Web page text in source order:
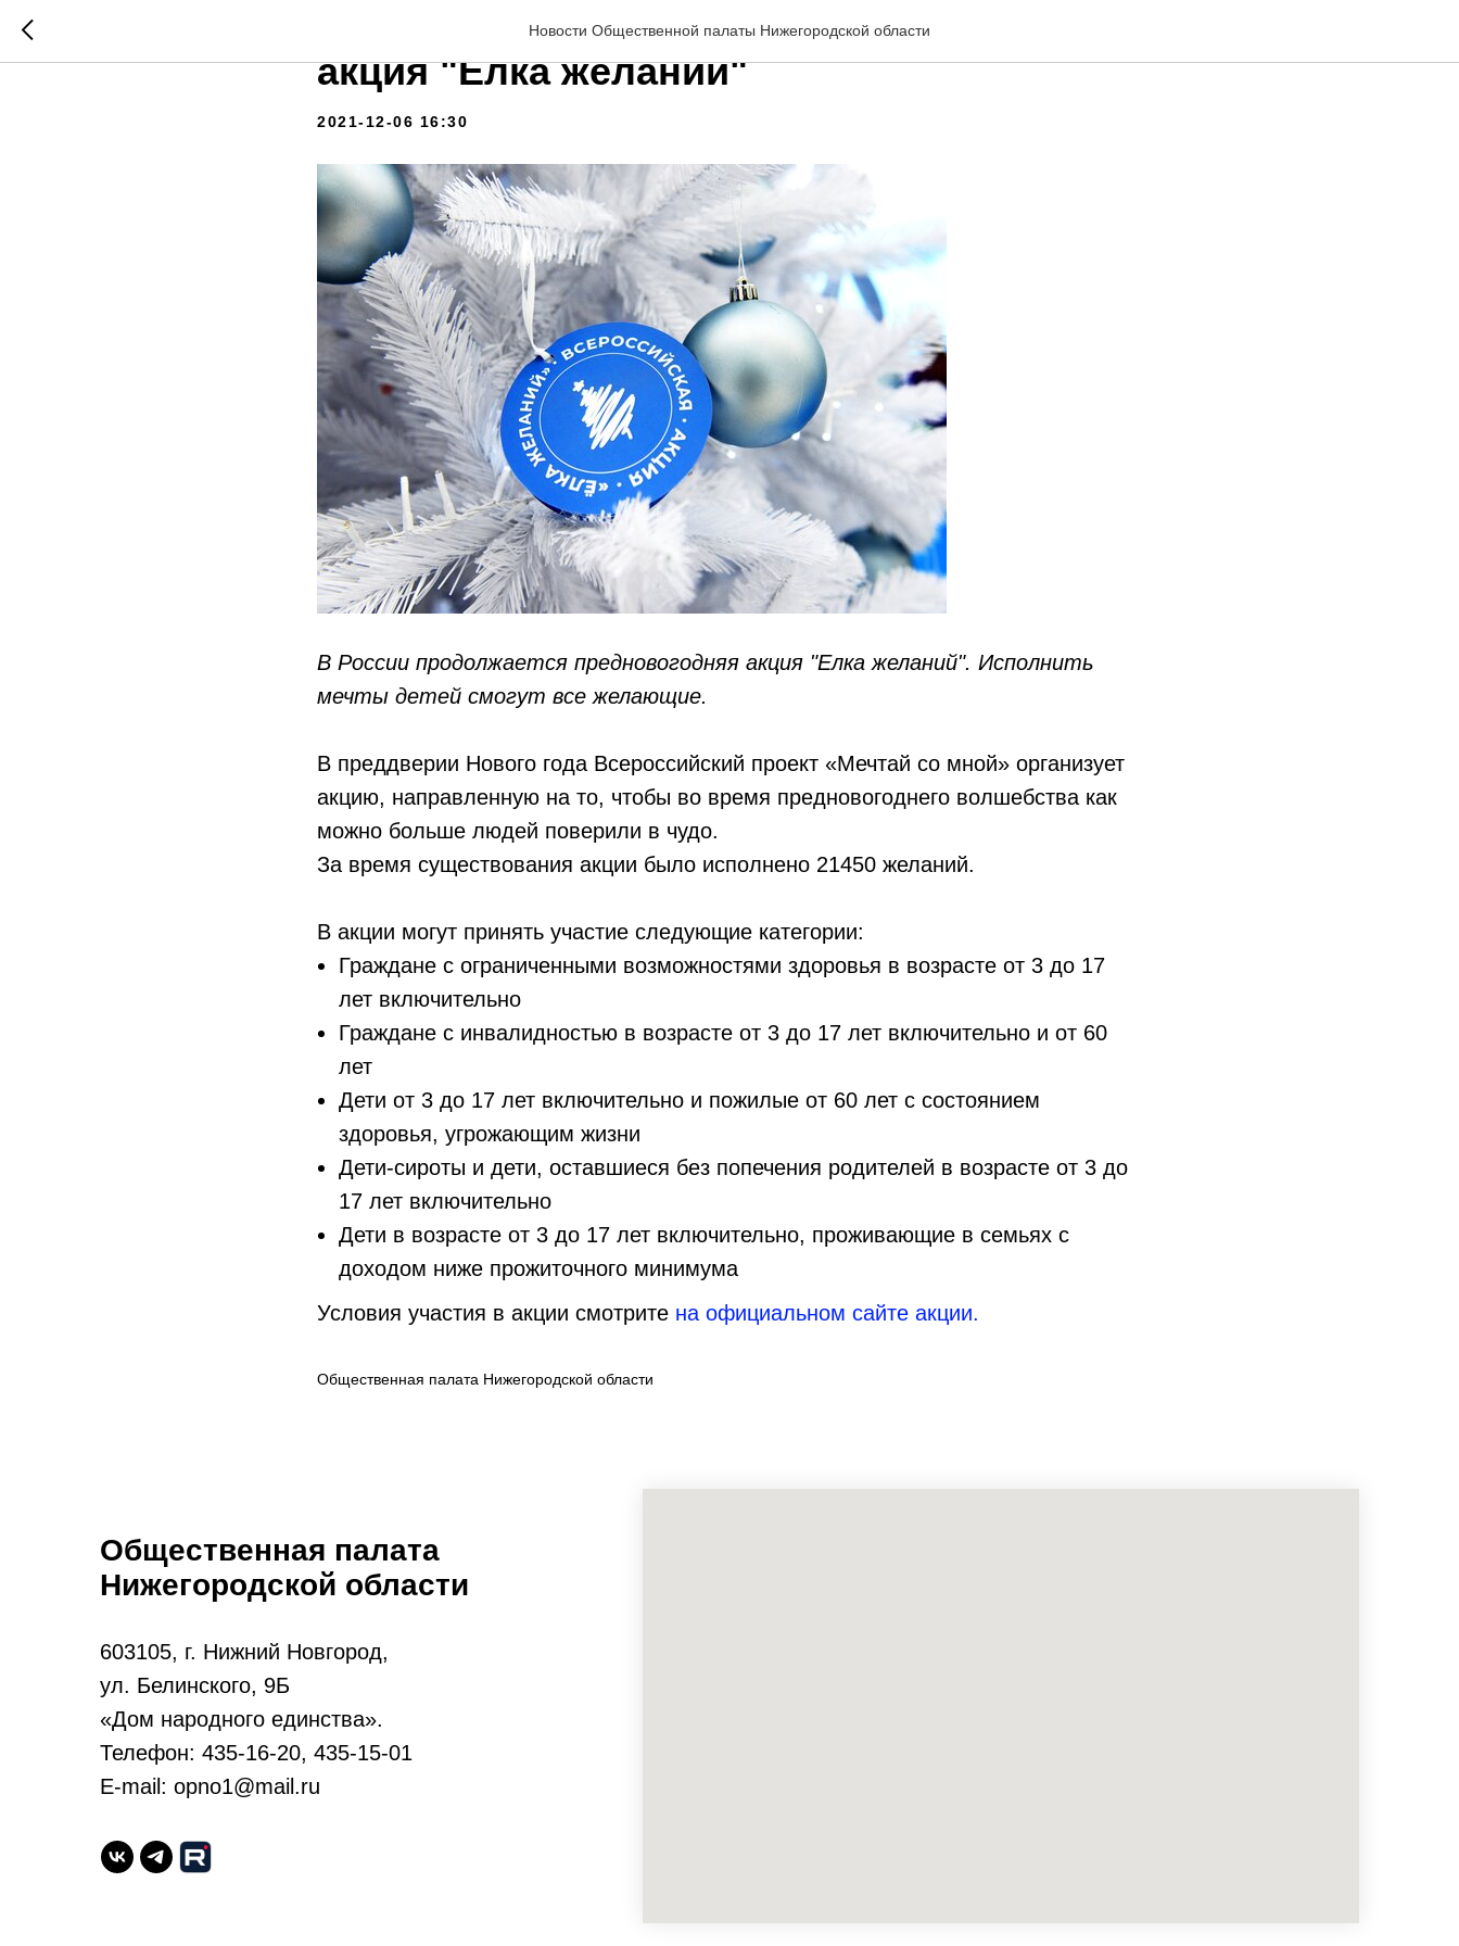
Новости Общественной палаты Нижегородской области
В России проходит предновогодняя
акция "Ёлка желаний"
2021-12-06 16:30
В России продолжается предновогодняя акция "Елка желаний". Исполнить
мечты детей смогут все желающие.
В преддверии Нового года Всероссийский проект «Мечтай со мной» организует
акцию, направленную на то, чтобы во время предновогоднего волшебства как
можно больше людей поверили в чудо.
За время существования акции было исполнено 21450 желаний.
В акции могут принять участие следующие категории:
Граждане с ограниченными возможностями здоровья в возрасте от 3 до 17
лет включительно
Граждане с инвалидностью в возрасте от 3 до 17 лет включительно и от 60
лет
Дети от 3 до 17 лет включительно и пожилые от 60 лет с состоянием
здоровья, угрожающим жизни
Дети-сироты и дети, оставшиеся без попечения родителей в возрасте от 3 до
17 лет включительно
Дети в возрасте от 3 до 17 лет включительно, проживающие в семьях с
доходом ниже прожиточного минимума
Условия участия в акции смотрите на официальном сайте акции.
Общественная палата Нижегородской области
Общественная палата
Нижегородской области
603105, г. Нижний Новгород,
ул. Белинского, 9Б
«Дом народного единства».
Телефон: 435-16-20, 435-15-01
E-mail: opno1@mail.ru